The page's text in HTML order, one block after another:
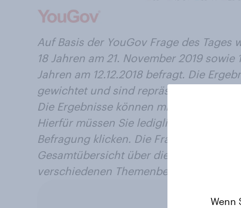
Auf Basis der YouGov Frage des Tages
18 Jahren am 21. November 2019
Jahren am 12.12.2018 befragt. Die
gewichtet und sind repräsentativ für die
Die Ergebnisse können mit einem Klick
Hierfür müssen Sie lediglich auf die
Befragung klicken. Die Fragen werden
Gesamtübersicht über die Fragen der
verschiedenen Themenbereichen finden
Wenn